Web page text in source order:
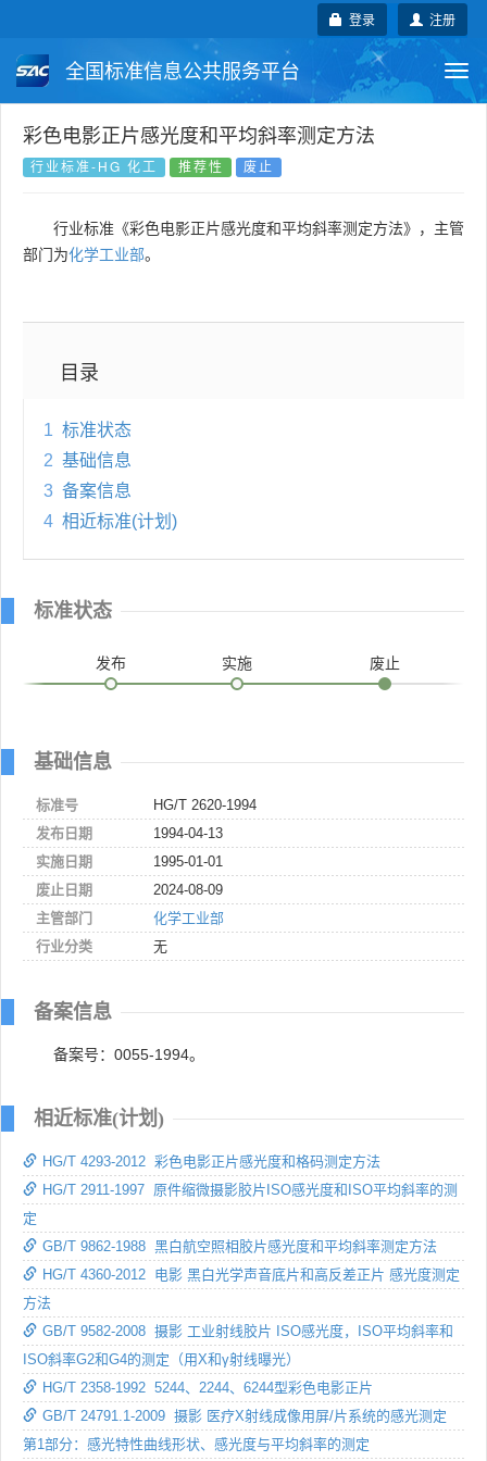
注册
登录
全国标准信息公共服务平台
国家标准 行业标准 地方标准
国外标准 技术委员会
彩色电影正片感光度和平均斜率测定方法
行业标准-HG 化工 推荐性 废止
行业标准《彩色电影正片感光度和平均斜率测定方法》，主管
部门为化学工业部。
目录
1 标准状态
2 基础信息
3 备案信息
4 相近标准(计划)
标准状态
发布 实施 废止
基础信息
标准号
HG/T 2620-1994
发布日期
1994-04-13
实施日期
1995-01-01
废止日期
2024-08-09
主管部门
化学工业部
行业分类
无
备案信息
备案号：0055-1994。
相近标准(计划)
HG/T 4293-2012 彩色电影正片感光度和格码测定方法
HG/T 2911-1997 原件缩微摄影胶片ISO感光度和ISO平均斜率的测
定
GB/T 9862-1988 黑白航空照相胶片感光度和平均斜率测定方法
HG/T 4360-2012 电影 黑白光学声音底片和高反差正片 感光度测定
方法
GB/T 9582-2008 摄影 工业射线胶片 ISO感光度，ISO平均斜率和
ISO斜率G2和G4的测定（用X和γ射线曝光）
HG/T 2358-1992 5244、2244、6244型彩色电影正片
GB/T 24791.1-2009 摄影 医疗X射线成像用屏/片系统的感光测定
第1部分：感光特性曲线形状、感光度与平均斜率的测定